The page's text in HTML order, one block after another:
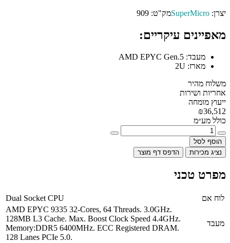
יצרן: SuperMicroמק"ט: 909
מאפיינים עיקריים:
מעבד:
מארז:
משלוח מהיר
אחריות ושירות
ייעוץ מומחה
₪36,512
כולל מע״מ
הוסף לסל
נציג מכירות
הדפס דף מוצר
מפרט טכני
לוח אם Dual Socket CPU
מעבד
AMD EPYC 9335 32-Cores, 64 Threads. 3.0GHz.
128MB L3 Cache. Max. Boost Clock Speed 4.4GHz.
Memory:DDR5 6400MHz. ECC Registered DRAM.
128 Lanes PCIe 5.0.